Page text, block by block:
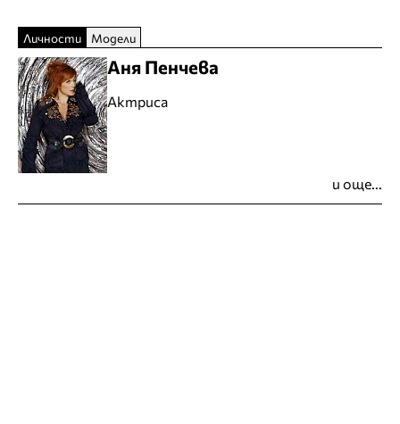
Личности Модели
Аня Пенчева
Актриса
и още...